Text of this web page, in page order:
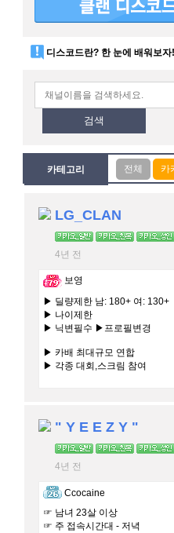
디스코드란? 한 눈에 배워보자!
검색
카테고리
LG_CLAN
4년 전
보영
▶ 딜량제한 남: 180+ 여: 130+
▶ 나이제한
▶ 닉변필수 ▶프로필변경
▶ 카배 최대규모 연합
▶ 각종 대회,스크림 참여
" Y E E Z Y "
4년 전
Ccocaine
☞ 남녀 23살 이상
☞ 주 접속시간대 - 저녁